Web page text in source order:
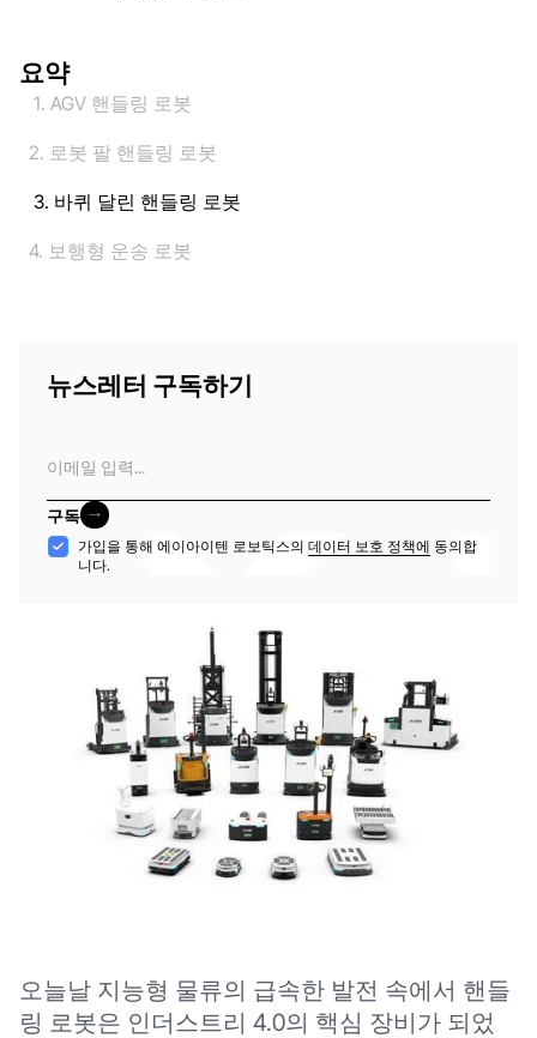
요약
1. AGV 핸들링 로봇
2. 로봇 팔 핸들링 로봇
3. 바퀴 달린 핸들링 로봇
4. 보행형 운송 로봇
뉴스레터 구독하기
메
일
구독
구독
수
가입을 통해 에이아이텐 로보틱스의 데이터 보호 정책에 동의합
니다.
오늘날 지능형 물류의 급속한 발전 속에서 핸들
링 로봇은 인더스트리 4.0의 핵심 장비가 되었